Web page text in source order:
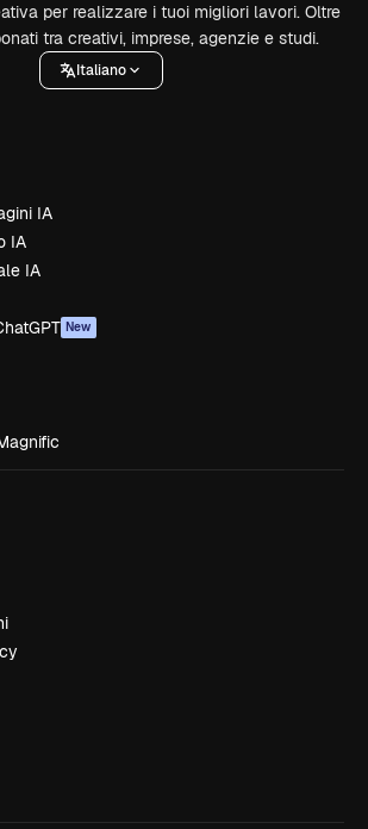
per realizzare i tuoi migliori lavori. Oltre
tra creativi, imprese, agenzie e studi.
Italiano
IA
IA
IA
New